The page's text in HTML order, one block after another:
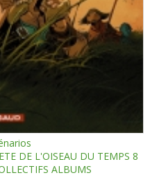
DE L'OISEAU DU TEMPS 8
ALBUMS